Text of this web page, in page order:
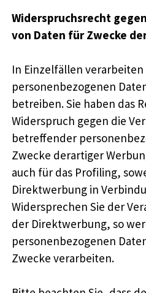
Widerspruchsrecht
von Daten für Zwecke
In Einzelfällen
personenbezogenen
betreiben. Sie haben das
Widerspruch gegen die
betreffender
Zwecke derartiger
auch für das Profiling,
Direktwerbung in
Widersprechen Sie der
der Direktwerbung, so
personenbezogenen
Zwecke verarbeiten.